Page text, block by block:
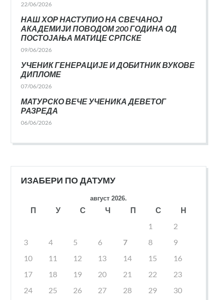
22/06/2026
НАШ ХОР НАСТУПИО НА СВЕЧАНОЈ
АКАДЕМИЈИ ПОВОДОМ 200 ГОДИНА ОД
ПОСТОЈАЊА МАТИЦЕ СРПСКЕ
09/06/2026
УЧЕНИК ГЕНЕРАЦИЈЕ И ДОБИТНИК ВУКОВЕ
ДИПЛОМЕ
07/06/2026
МАТУРСКО ВЕЧЕ УЧЕНИКА ДЕВЕТОГ
РАЗРЕДА
06/06/2026
ИЗАБЕРИ ПО ДАТУМУ
август 2026.
П У С Ч П С
Н
1
2
3
4 5 6 7 8
9
10
11 12 13 14 15
16
17
18 19 20 21 22
23
24
25 26 27 28 29
30